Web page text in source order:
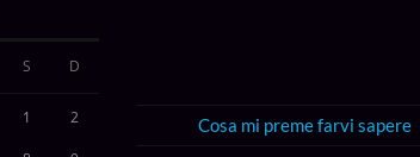
S D
1 2
Cosa mi preme farvi sapere